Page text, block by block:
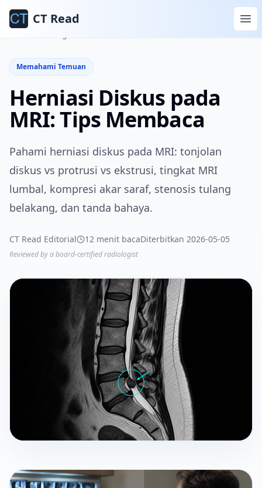
CT Read
Memahami Temuan
Herniasi Diskus pada
MRI: Tips Membaca
Pahami herniasi diskus pada MRI: tonjolan
diskus vs protrusi vs ekstrusi, tingkat MRI
lumbal, kompresi akar saraf, stenosis tulang
belakang, dan tanda bahaya.
CT Read Editorial 12 menit bacaDiterbitkan 2026-05-05
Reviewed by a board-certified radiologist